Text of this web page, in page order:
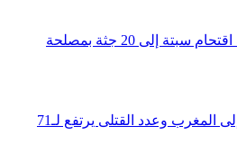
ارتفاع حصيلة ضحايا محاولة اقتحام سبتة إلى 20 جثة بمصلحة